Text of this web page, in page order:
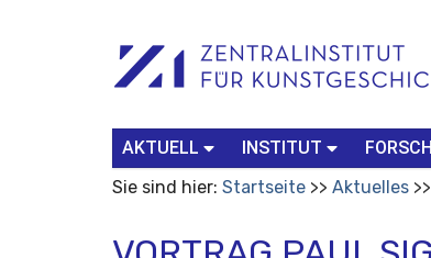
Werkzeuge
Search…
AKTUELL INSTITUT
Sie sind hier: Startseite Aktuelles